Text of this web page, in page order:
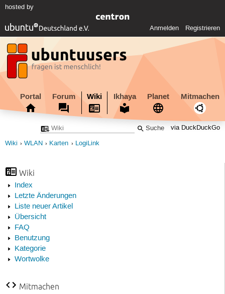
hosted by
Anmelden Registrieren
Portal Forum Wiki Ikhaya Planet Mitmachen
via DuckDuckGo
Wiki WLAN Karten LogiLink
Wiki
Index
Letzte Änderungen
Liste neuer Artikel
Übersicht
FAQ
Benutzung
Kategorie
Wortwolke
Mitmachen